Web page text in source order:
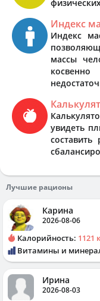
Индекс
Индекс
массы
увидеть
Лучшие рационы
Карина
2026-08-06
Калорийность: 1121
Витамины и
Ирина
2026-08-03